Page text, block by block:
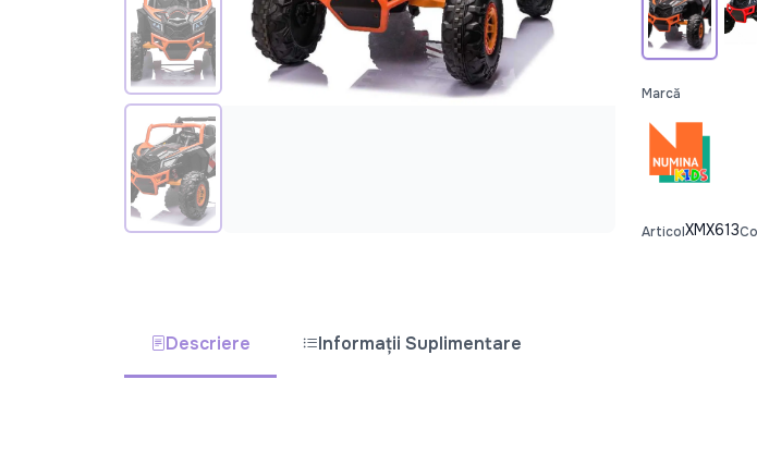
Marcă
ArticolXMX613
Descriere Informații Suplimentare